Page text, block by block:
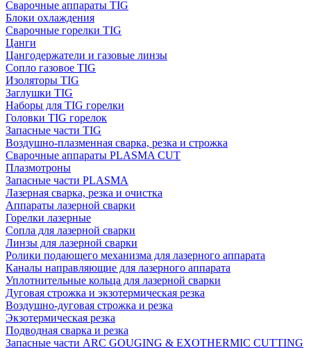
Сварочные аппараты TIG
Блоки охлаждения
Сварочные горелки TIG
Цанги
Цангодержатели и газовые линзы
Сопло газовое TIG
Изоляторы TIG
Заглушки TIG
Наборы для TIG горелки
Головки TIG горелок
Запасные части TIG
Воздушно-плазменная сварка, резка и строжка
Сварочные аппараты PLASMA CUT
Плазмотроны
Запасные части PLASMA
Лазерная сварка, резка и очистка
Аппараты лазерной сварки
Горелки лазерные
Сопла для лазерной сварки
Линзы для лазерной сварки
Ролики подающего механизма для лазерного аппарата
Каналы направляющие для лазерного аппарата
Уплотнительные кольца для лазерной сварки
Дуговая строжка и экзотермическая резка
Воздушно-дуговая строжка и резка
Экзотермическая резка
Подводная сварка и резка
Запасные части ARC GOUGING & EXOTHERMIC CUTTING